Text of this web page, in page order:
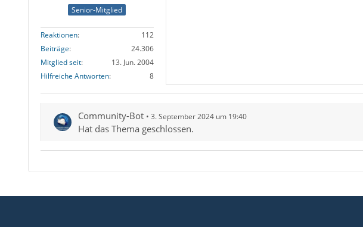
Senior-Mitglied
Reaktionen
112
Beiträge
24.306
Mitglied seit
13. Jun. 2004
Hilfreiche Antworten
8
Community-Bot 3. September 2024 um 19:40
Hat das Thema geschlossen.